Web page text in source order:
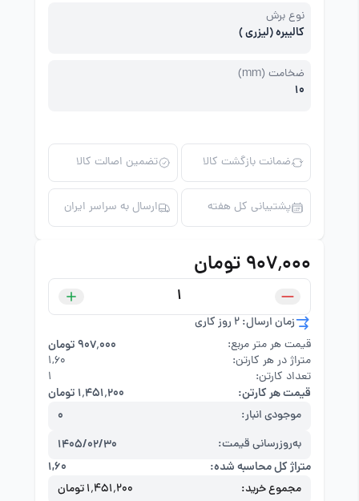
نوع برش
کالیبره (لیزری )
ضخامت (mm)
10
ضمانت بازگشت کالا تضمین اصالت کالا
پشتیبانی کل هفته ارسال به سراسر ایران
۹۰۷٬۰۰۰ تومان
زمان ارسال: 2 روز کاری
قیمت هر متر مربع:
۹۰۷٬۰۰۰ تومان
متراژ در هر کارتن:
۱,۶۰
تعداد کارتن:
1
قیمت هر کارتن: ۱٬۴۵۱٬۲۰۰ تومان
موجودی انبار: 0
به‌روزرسانی قیمت:
1405/02/30
متراژ کل محاسبه شده:
۱,۶۰
مجموع خرید: ۱٬۴۵۱٬۲۰۰ تومان